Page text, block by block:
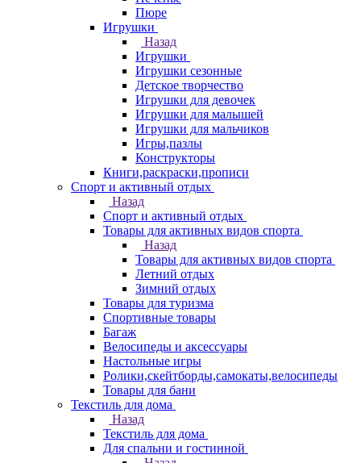
Пюре
Игрушки
Назад
Игрушки
Игрушки сезонные
Детское творчество
Игрушки для девочек
Игрушки для малышей
Игрушки для мальчиков
Игры,пазлы
Конструкторы
Книги,раскраски,прописи
Спорт и активный отдых
Назад
Спорт и активный отдых
Товары для активных видов спорта
Назад
Товары для активных видов спорта
Летний отдых
Зимний отдых
Товары для туризма
Спортивные товары
Багаж
Велосипеды и аксессуары
Настольные игры
Ролики,скейтборды,самокаты,велосипеды
Товары для бани
Текстиль для дома
Назад
Текстиль для дома
Для спальни и гостинной